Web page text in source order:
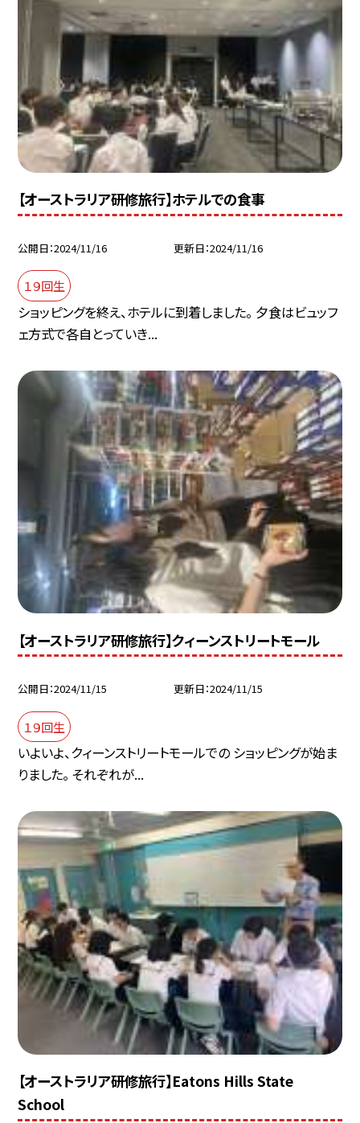
【オーストラリア研修旅行】ホテルでの食事
公開日 2024/11/16 更新日 2024/11/16
１９回生
ショッピングを終え、ホテルに到着しました。 夕食はビュッフ
ェ方式で各自とっていき...
【オーストラリア研修旅行】クィーンストリートモール
公開日 2024/11/15 更新日 2024/11/15
１９回生
いよいよ、クィーンストリートモールでの ショッピングが始ま
りました。 それぞれが...
【オーストラリア研修旅行】Eatons Hills State
School